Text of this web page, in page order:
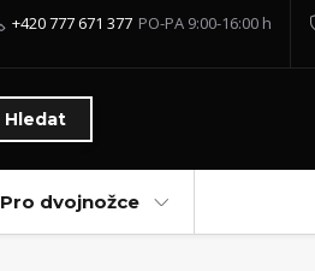
Hledat
+420 777 671 377 PO-PA 9:00-16:00 h
Pro dvojnožce